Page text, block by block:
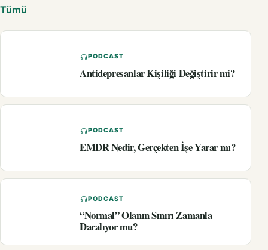
Tümü
PODCAST
Antidepresanlar Kişiliği Değiştirir mi?
PODCAST
EMDR Nedir, Gerçekten İşe Yarar mı?
PODCAST
“Normal” Olanın Sınırı Zamanla
Daralıyor mu?